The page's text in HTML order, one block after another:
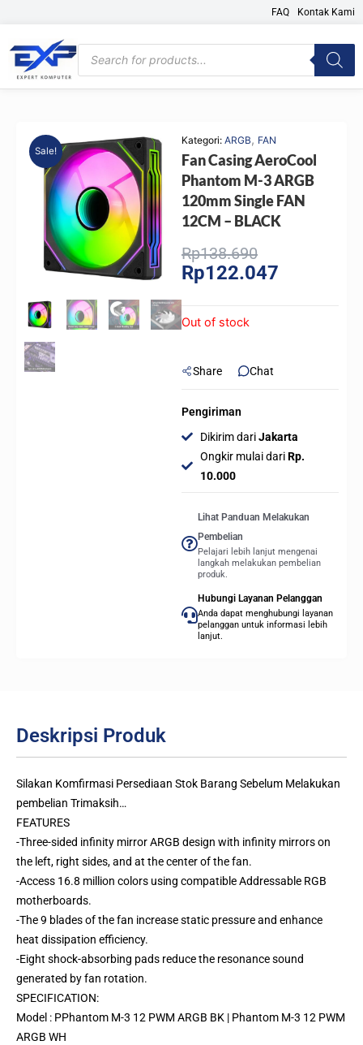
content
FAQ Kontak Kami
Products
search
Sale!
Kategori: ARGB, FAN
Fan Casing AeroCool
Phantom M-3 ARGB
120mm Single FAN
12CM – BLACK
Rp138.690Original
price
Rp122.047
Out of stock
Share Chat
Pengiriman
Dikirim dariJakarta
Ongkir mulai dariRp.
10.000
Lihat Panduan Melakukan
Pembelian
Pelajari lebih lanjut mengenai
langkah melakukan pembelian
produk.
Hubungi Layanan Pelanggan
Anda dapat menghubungi layanan
pelanggan untuk informasi lebih
lanjut.
Deskripsi Produk
Silakan Komfirmasi Persediaan Stok Barang Sebelum Melakukan
pembelian Trimaksih…
FEATURES
-Three-sided infinity mirror ARGB design with infinity mirrors on
the left, right sides, and at the center of the fan.
-Access 16.8 million colors using compatible Addressable RGB
motherboards.
-The 9 blades of the fan increase static pressure and enhance
heat dissipation efficiency.
-Eight shock-absorbing pads reduce the resonance sound
generated by fan rotation.
SPECIFICATION:
Model : PPhantom M-3 12 PWM ARGB BK | Phantom M-3 12 PWM
ARGB WH